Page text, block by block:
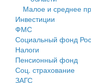
Фотоальбом
Проекты
Антимонопольный
Противодействие
среднего
Муниципальные
Контрольно-счетная
Персональные данные
Малое и среднее
Инвестиции
ФМС
Социальный фонд
Налоги
Пенсионный фонд
Соц. страхование
ЗАГС